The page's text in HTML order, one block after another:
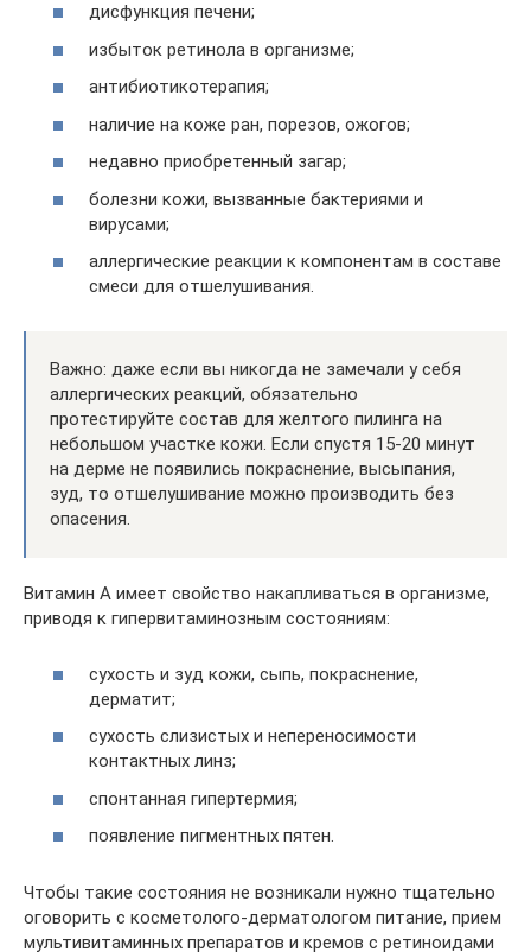
дисфункция печени;
избыток ретинола в организме;
антибиотикотерапия;
наличие на коже ран, порезов, ожогов;
недавно приобретенный загар;
болезни кожи, вызванные бактериями и
вирусами;
аллергические реакции к компонентам в составе
смеси для отшелушивания.
Важно: даже если вы никогда не замечали у себя
аллергических реакций, обязательно
протестируйте состав для желтого пилинга на
небольшом участке кожи. Если спустя 15-20 минут
на дерме не появились покраснение, высыпания,
зуд, то отшелушивание можно производить без
опасения.
Витамин А имеет свойство накапливаться в организме,
приводя к гипервитаминозным состояниям:
сухость и зуд кожи, сыпь, покраснение,
дерматит;
сухость слизистых и непереносимости
контактных линз;
спонтанная гипертермия;
появление пигментных пятен.
Чтобы такие состояния не возникали нужно тщательно
оговорить с косметолого-дерматологом питание, прием
мультивитаминных препаратов и кремов с ретиноидами